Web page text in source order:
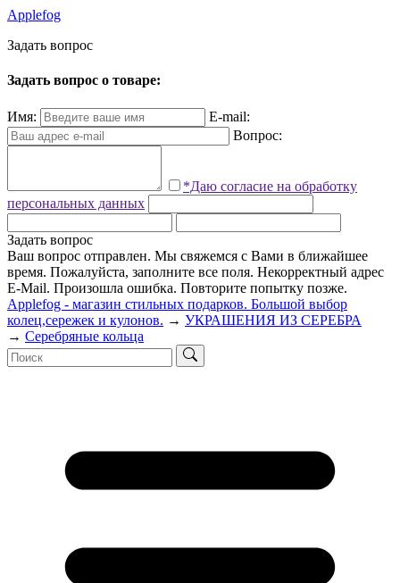
Applefog
Задать вопрос
Задать вопрос о товаре:
Имя:
E-mail:
Вопрос:
*Даю согласие на обработку
персональных данных
Задать вопрос
Ваш вопрос отправлен. Мы свяжемся с Вами в ближайшее
время. Пожалуйста, заполните все поля. Некорректный адрес
E-Mail. Произошла ошибка. Повторите попытку позже.
Applefog - магазин стильных подарков. Большой выбор
колец,сережек и кулонов. → УКРАШЕНИЯ ИЗ СЕРЕБРА
→ Серебряные кольца